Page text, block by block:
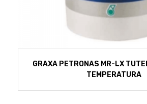
GRAXA PETRONAS MR-LX
TEMPERATURA